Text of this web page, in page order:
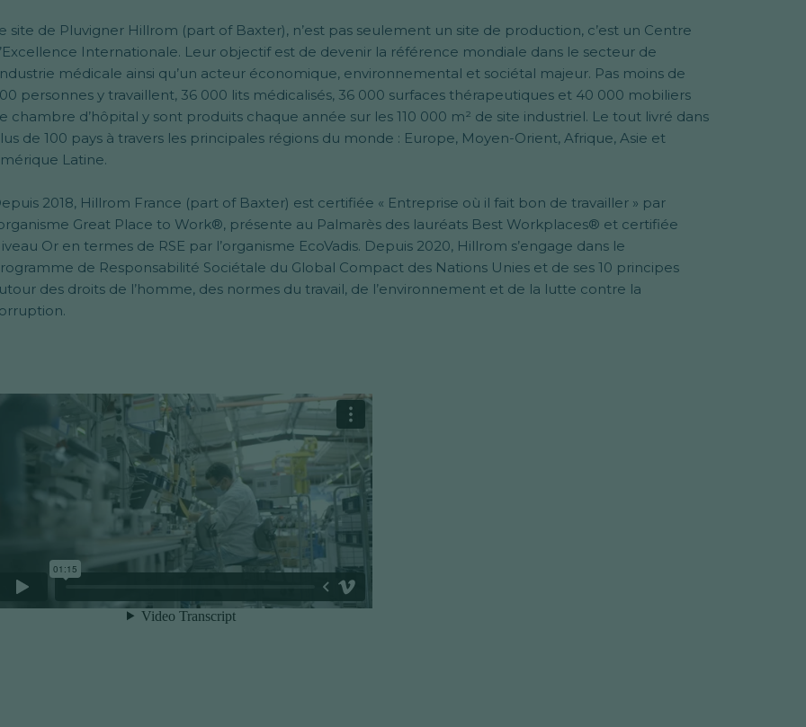
site de Pluvigner Hillrom (part of Baxter), n’est pas seulement un site de production, c’est un Centre
Internationale. Leur objectif est de devenir la référence mondiale dans le secteur de
médicale ainsi qu’un acteur économique, environnemental et sociétal majeur. Pas moins de
personnes y travaillent, 36 000 lits médicalisés, 36 000 surfaces thérapeutiques et 40 000 mobiliers
chambre d’hôpital y sont produits chaque année sur les 110 000 m² de site industriel. Le tout livré dans
de 100 pays à travers les principales régions du monde : Europe, Moyen-Orient, Afrique, Asie et
Latine.
2018, Hillrom France (part of Baxter) est certifiée « Entreprise où il fait bon de travailler » par
Great Place to Work®, présente au Palmarès des lauréats Best Workplaces® et certifiée
Or en termes de RSE par l’organisme EcoVadis. Depuis 2020, Hillrom s’engage dans le
de Responsabilité Sociétale du Global Compact des Nations Unies et de ses 10 principes
des droits de l’homme, des normes du travail, de l’environnement et de la lutte contre la